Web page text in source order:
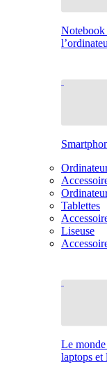
Notebook
Tablettes
Liseuse
Le
laptops et